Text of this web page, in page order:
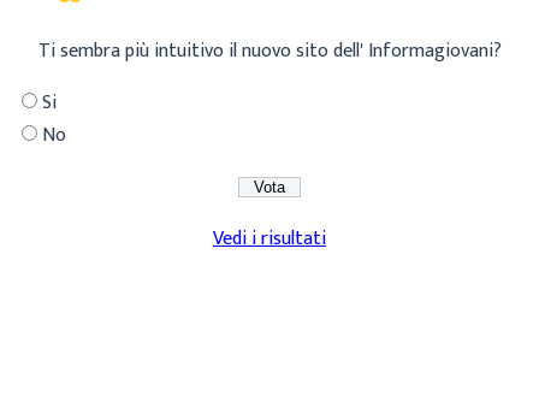
Ti sembra più intuitivo il nuovo sito dell' Informagiovani?
Si
No
Vedi i risultati